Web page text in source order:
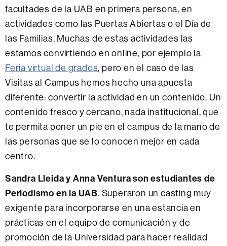
facultades de la UAB en primera persona, en
actividades como las Puertas Abiertas o el Día de
las Familias. Muchas de estas actividades las
estamos convirtiendo en online, por ejemplo la
Feria virtual de grados, pero en el caso de las
Visitas al Campus hemos hecho una apuesta
diferente: convertir la actividad en un contenido. Un
contenido fresco y cercano, nada institucional, que
te permita poner un pie en el campus de la mano de
las personas que se lo conocen mejor en cada
centro.
Sandra Lleida y Anna Ventura son estudiantes de
Periodismo en la UAB. Superaron un casting muy
exigente para incorporarse en una estancia en
prácticas en el equipo de comunicación y de
promoción de la Universidad para hacer realidad